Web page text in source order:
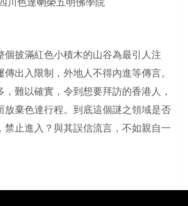
個披滿紅色小積木的山谷為最引人注
傳出入限制，外地人不得內進等傳言。
難以確實，令到想要拜訪的香港人，
放棄色達行程。到底這個謎之領域是否
禁止進入？與其誤信流言，不如親自一